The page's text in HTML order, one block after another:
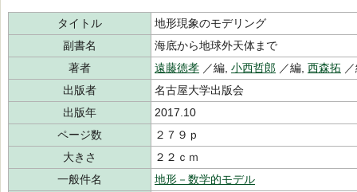
タイトル
地形現象のモデリング
副書名
海底から地球外天体まで
著者
遠藤徳孝 ／編, 小西哲郎 ／編, 西森拓
出版者
名古屋大学出版会
出版年
2017.10
ページ数
２７９ｐ
大きさ
２２ｃｍ
一般件名
地形－数学的モデル